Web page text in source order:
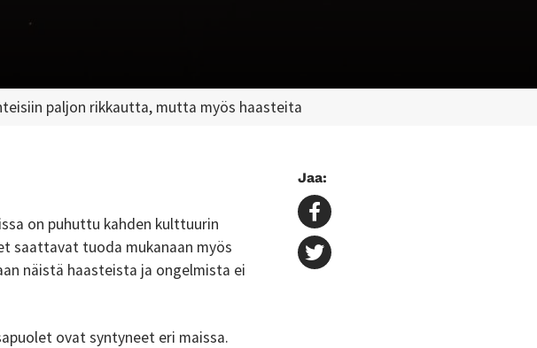
paljon rikkautta, mutta myös haasteita
on puhuttu kahden kulttuurin
saattavat tuoda mukanaan myös
näistä haasteista ja ongelmista ei
ovat syntyneet eri maissa.
Jaa: